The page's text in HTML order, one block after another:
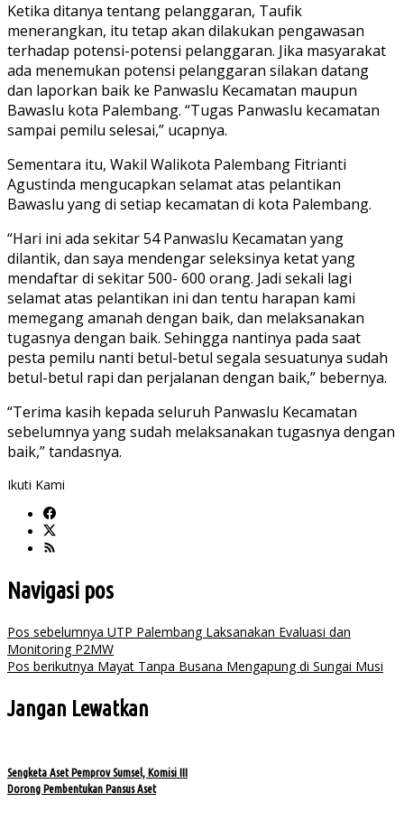
Ketika ditanya tentang pelanggaran, Taufik
menerangkan, itu tetap akan dilakukan pengawasan
terhadap potensi-potensi pelanggaran. Jika masyarakat
ada menemukan potensi pelanggaran silakan datang
dan laporkan baik ke Panwaslu Kecamatan maupun
Bawaslu kota Palembang. “Tugas Panwaslu kecamatan
sampai pemilu selesai,” ucapnya.
Sementara itu, Wakil Walikota Palembang Fitrianti
Agustinda mengucapkan selamat atas pelantikan
Bawaslu yang di setiap kecamatan di kota Palembang.
“Hari ini ada sekitar 54 Panwaslu Kecamatan yang
dilantik, dan saya mendengar seleksinya ketat yang
mendaftar di sekitar 500- 600 orang. Jadi sekali lagi
selamat atas pelantikan ini dan tentu harapan kami
memegang amanah dengan baik, dan melaksanakan
tugasnya dengan baik. Sehingga nantinya pada saat
pesta pemilu nanti betul-betul segala sesuatunya sudah
betul-betul rapi dan perjalanan dengan baik,” bebernya.
“Terima kasih kepada seluruh Panwaslu Kecamatan
sebelumnya yang sudah melaksanakan tugasnya dengan
baik,” tandasnya.
Ikuti Kami
Navigasi pos
Pos sebelumnya UTP Palembang Laksanakan Evaluasi dan
Monitoring P2MW
Pos berikutnya Mayat Tanpa Busana Mengapung di Sungai Musi
Jangan Lewatkan
Sengketa Aset Pemprov Sumsel, Komisi III
Dorong Pembentukan Pansus Aset